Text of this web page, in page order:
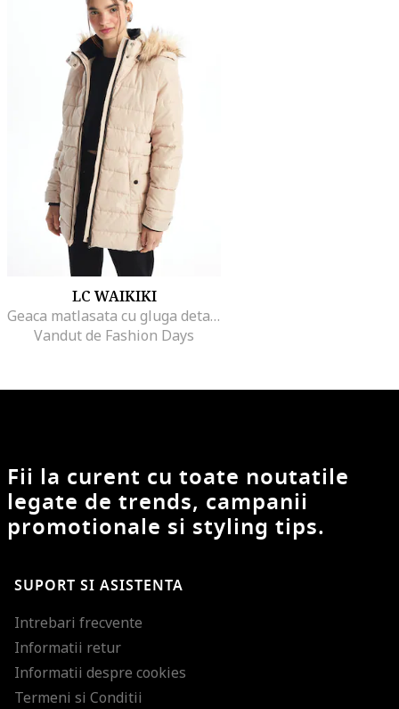
LC WAIKIKI
Geaca matlasata cu gluga detasabila, Piersica
Vandut de Fashion Days
Fii la curent cu toate noutatile
legate de trends, campanii
promotionale si styling tips.
SUPORT SI ASISTENTA
Intrebari frecvente
Informatii retur
Informatii despre cookies
Termeni si Conditii